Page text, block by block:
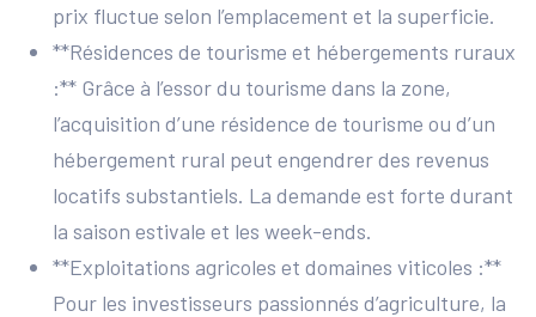
prix fluctue selon l’emplacement et la superficie.
**Résidences de tourisme et hébergements ruraux
:** Grâce à l’essor du tourisme dans la zone,
l’acquisition d’une résidence de tourisme ou d’un
hébergement rural peut engendrer des revenus
locatifs substantiels. La demande est forte durant
la saison estivale et les week-ends.
**Exploitations agricoles et domaines viticoles :**
Pour les investisseurs passionnés d’agriculture, la